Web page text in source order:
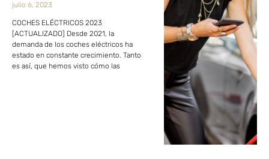
julio 6, 2023
COCHES ELÉCTRICOS 2023
[ACTUALIZADO] Desde 2021, la
demanda de los coches eléctricos ha
estado en constante crecimiento. Tanto
es así, que hemos visto cómo las